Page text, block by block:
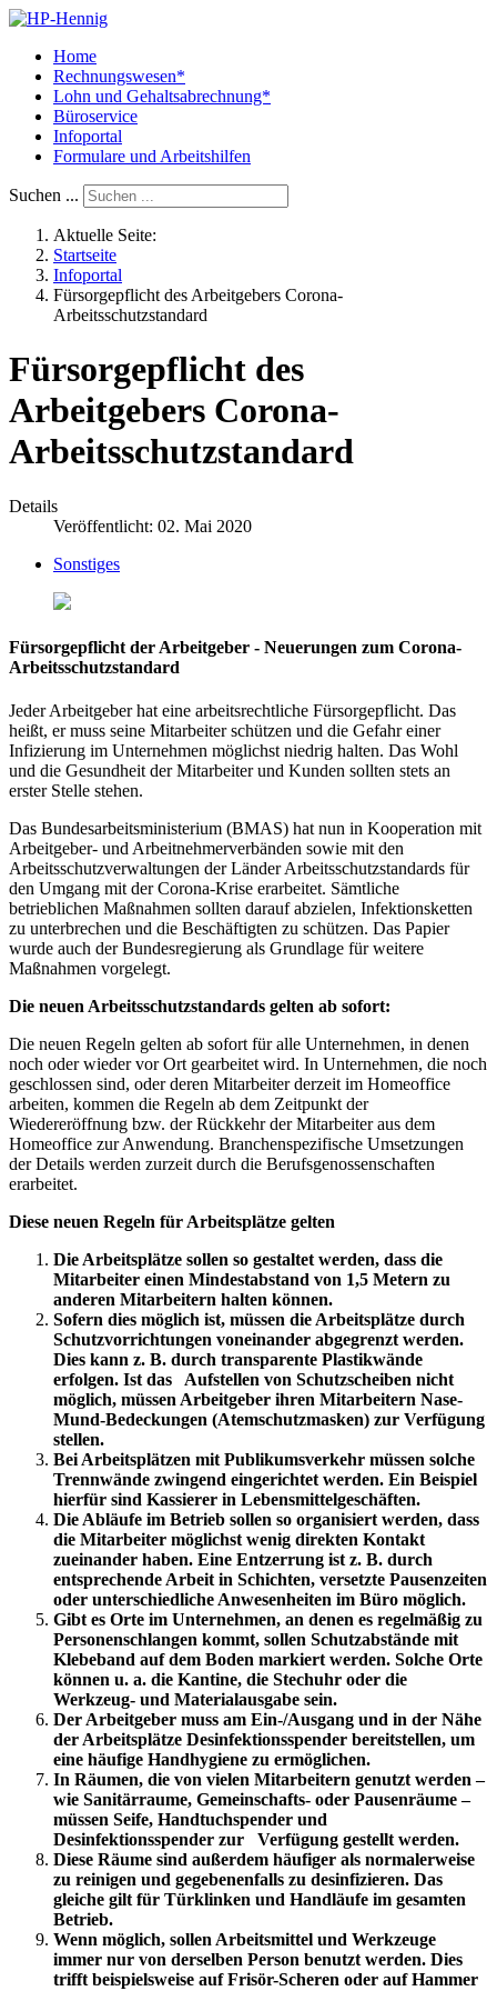
Home
Rechnungswesen*
Lohn und Gehaltsabrechnung*
Büroservice
Infoportal
Formulare und Arbeitshilfen
Suchen ...
Aktuelle Seite:
Startseite
Infoportal
Fürsorgepflicht des Arbeitgebers Corona-
Arbeitsschutzstandard
Fürsorgepflicht des
Arbeitgebers Corona-
Arbeitsschutzstandard
Details
Veröffentlicht: 02. Mai 2020
Sonstiges
Fürsorgepflicht der Arbeitgeber - Neuerungen zum Corona-
Arbeitsschutzstandard
Jeder Arbeitgeber hat eine arbeitsrechtliche Fürsorgepflicht. Das
heißt, er muss seine Mitarbeiter schützen und die Gefahr einer
Infizierung im Unternehmen möglichst niedrig halten. Das Wohl
und die Gesundheit der Mitarbeiter und Kunden sollten stets an
erster Stelle stehen.
Das Bundesarbeitsministerium (BMAS) hat nun in Kooperation mit
Arbeitgeber- und Arbeitnehmerverbänden sowie mit den
Arbeitsschutzverwaltungen der Länder Arbeitsschutzstandards für
den Umgang mit der Corona-Krise erarbeitet. Sämtliche
betrieblichen Maßnahmen sollten darauf abzielen, Infektionsketten
zu unterbrechen und die Beschäftigten zu schützen. Das Papier
wurde auch der Bundesregierung als Grundlage für weitere
Maßnahmen vorgelegt.
Die neuen Arbeitsschutzstandards gelten ab sofort:
Die neuen Regeln gelten ab sofort für alle Unternehmen, in denen
noch oder wieder vor Ort gearbeitet wird. In Unternehmen, die noch
geschlossen sind, oder deren Mitarbeiter derzeit im Homeoffice
arbeiten, kommen die Regeln ab dem Zeitpunkt der
Wiedereröffnung bzw. der Rückkehr der Mitarbeiter aus dem
Homeoffice zur Anwendung. Branchenspezifische Umsetzungen
der Details werden zurzeit durch die Berufsgenossenschaften
erarbeitet.
Diese neuen Regeln für Arbeitsplätze gelten
Die Arbeitsplätze sollen so gestaltet werden, dass die
Mitarbeiter einen Mindestabstand von 1,5 Metern zu
anderen Mitarbeitern halten können.
Sofern dies möglich ist, müssen die Arbeitsplätze durch
Schutzvorrichtungen voneinander abgegrenzt werden.
Dies kann z. B. durch transparente Plastikwände
erfolgen. Ist das Aufstellen von Schutzscheiben nicht
möglich, müssen Arbeitgeber ihren Mitarbeitern Nase-
Mund-Bedeckungen (Atemschutzmasken) zur Verfügung
stellen.
Bei Arbeitsplätzen mit Publikumsverkehr müssen solche
Trennwände zwingend eingerichtet werden. Ein Beispiel
hierfür sind Kassierer in Lebensmittelgeschäften.
Die Abläufe im Betrieb sollen so organisiert werden, dass
die Mitarbeiter möglichst wenig direkten Kontakt
zueinander haben. Eine Entzerrung ist z. B. durch
entsprechende Arbeit in Schichten, versetzte Pausenzeiten
oder unterschiedliche Anwesenheiten im Büro möglich.
Gibt es Orte im Unternehmen, an denen es regelmäßig zu
Personenschlangen kommt, sollen Schutzabstände mit
Klebeband auf dem Boden markiert werden. Solche Orte
können u. a. die Kantine, die Stechuhr oder die
Werkzeug- und Materialausgabe sein.
Der Arbeitgeber muss am Ein-/Ausgang und in der Nähe
der Arbeitsplätze Desinfektionsspender bereitstellen, um
eine häufige Handhygiene zu ermöglichen.
In Räumen, die von vielen Mitarbeitern genutzt werden –
wie Sanitärraume, Gemeinschafts- oder Pausenräume –
müssen Seife, Handtuchspender und
Desinfektionsspender zur Verfügung gestellt werden.
Diese Räume sind außerdem häufiger als normalerweise
zu reinigen und gegebenenfalls zu desinfizieren. Das
gleiche gilt für Türklinken und Handläufe im gesamten
Betrieb.
Wenn möglich, sollen Arbeitsmittel und Werkzeuge
immer nur von derselben Person benutzt werden. Dies
trifft beispielsweise auf Frisör-Scheren oder auf Hammer